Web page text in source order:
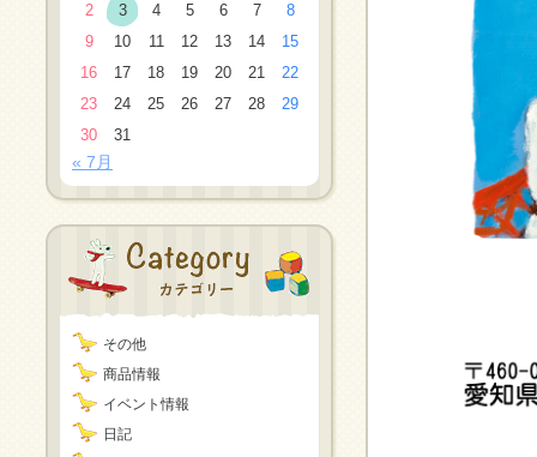
2
3 4 5 6 7
8
9
10 11 12 13 14
15
16
17 18 19 20 21
22
23
24 25 26 27 28
29
30
31
« 7月
その他
商品情報
イベント情報
日記